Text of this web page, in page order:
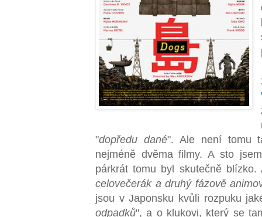
"dopředu dané". Ale není tomu
nejméně dvěma filmy. A sto
párkrát tomu byl skutečně
celovečerák a druhý fázově
jsou v Japonsku kvůli rozpuku
odpadků", a o klukovi, který se